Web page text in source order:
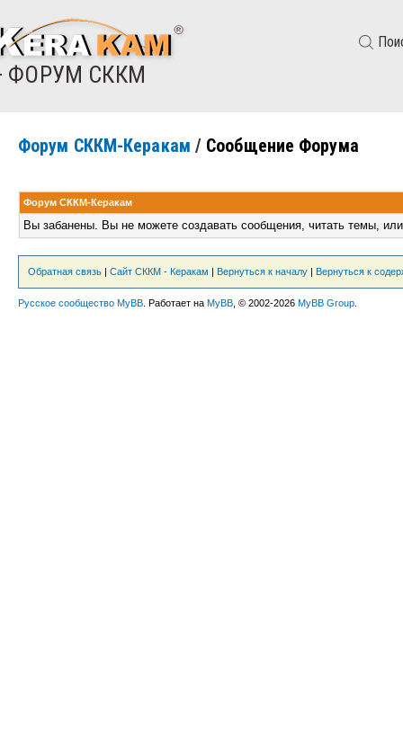
ФОРУМ СККМ
Форум СККМ-Керакам / Сообщение Форума
Форум СККМ-Керакам
Вы забанены. Вы не можете создавать сообщения, читать темы,
Обратная связь | Сайт СККМ - Керакам | Вернуться к началу | Вернуться к
Русское сообщество MyBB . Работает на MyBB , © 2002-2026 MyBB Group